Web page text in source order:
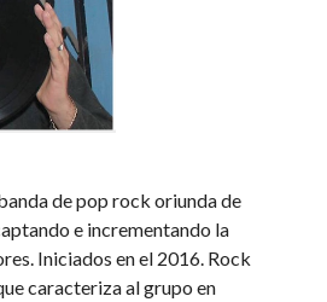
de pop rock oriunda de
e incrementando la
Iniciados en el 2016. Rock
caracteriza al grupo en